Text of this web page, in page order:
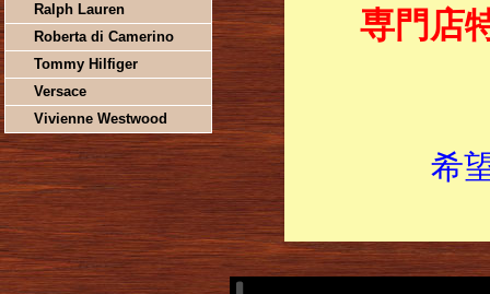
Ralph Lauren
Roberta di Camerino
Tommy Hilfiger
Versace
Vivienne Westwood
専門店
希